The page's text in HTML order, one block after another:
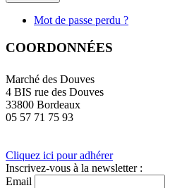
Mot de passe perdu ?
COORDONNÉES
Marché des Douves
4 BIS rue des Douves
33800 Bordeaux
05 57 71 75 93
Cliquez ici pour adhérer
Inscrivez-vous à la newsletter :
Email